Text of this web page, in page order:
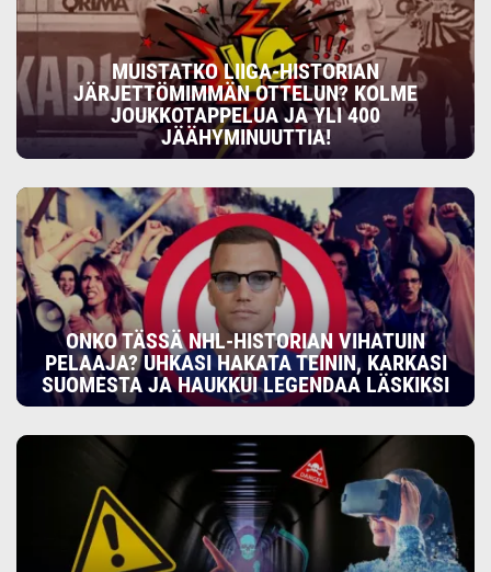
MUISTATKO LIIGA-HISTORIAN
JÄRJETTÖMIMMÄN OTTELUN? KOLME
JOUKKOTAPPELUA JA YLI 400
JÄÄHYMINUUTTIA!
ONKO TÄSSÄ NHL-HISTORIAN VIHATUIN
PELAAJA? UHKASI HAKATA TEININ, KARKASI
SUOMESTA JA HAUKKUI LEGENDAA LÄSKIKSI